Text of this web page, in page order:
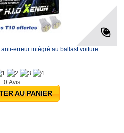
erreur intégré au ballast voiture
0 Avis
AU PANIER